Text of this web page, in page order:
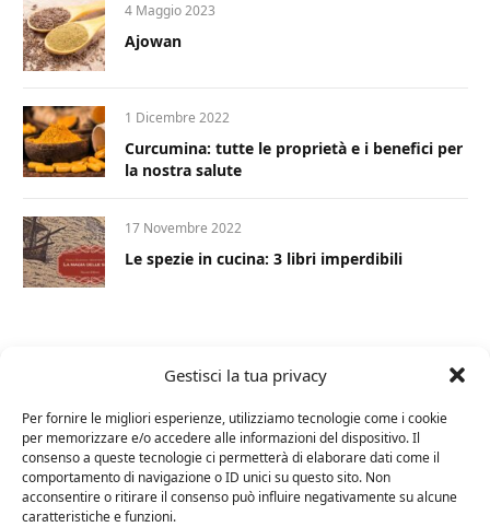
Gestisci la tua privacy
Per fornire le migliori esperienze, utilizziamo tecnologie come i cookie
per memorizzare e/o accedere alle informazioni del dispositivo. Il
consenso a queste tecnologie ci permetterà di elaborare dati come il
comportamento di navigazione o ID unici su questo sito. Non
acconsentire o ritirare il consenso può influire negativamente su alcune
caratteristiche e funzioni.
4 Maggio 2023
Ajowan
1 Dicembre 2022
Curcumina: tutte le proprietà e i benefici per
la nostra salute
17 Novembre 2022
Le spezie in cucina: 3 libri imperdibili